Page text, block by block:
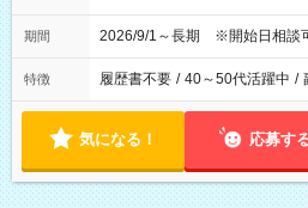
期間 2026/9/1～長期 ※開始日相談
特徴 履歴書不要 / 40～50代活躍中 /
気になる！ 応募す